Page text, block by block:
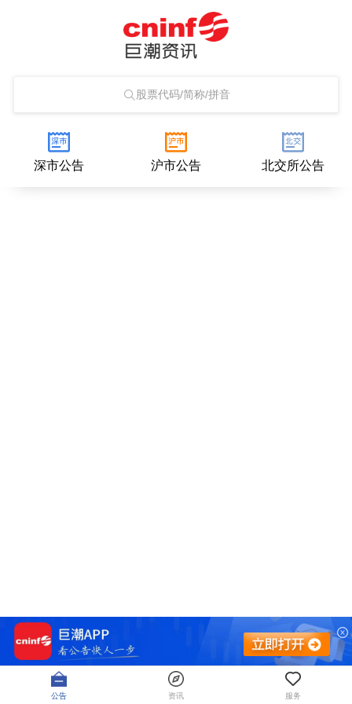
股票代码/简称/拼音
深市公告 沪市公告 北交所公告
公告 资讯 服务